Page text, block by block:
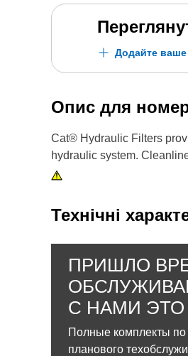
Додайте
Опис для
Cat® Hydraulic Filters
hydraulic system.
Технічні
ПРИШЛО
С НАМИ ЭТО
Полные комплекты по
планового